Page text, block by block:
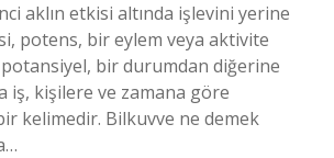
aklın etkisi altında işlevini yerine
potens, bir eylem veya aktivite
bir durumdan diğerine
iş, kişilere ve zamana göre
kelimedir. Bilkuvve ne demek